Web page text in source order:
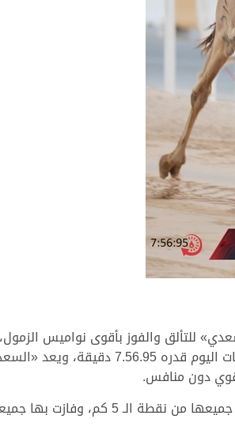
للتألق والفوز بأقوى نواميس
الشوط الثاني الرئيسي المخصص للزمول مفتوح، وحقق «السعدي» توقيتاً قوياً هو
دون منافس.
وتوالت انطلاقات الحيل والزمول صباح اليوم على مدار 10 أشواط، خصصت 6 منها